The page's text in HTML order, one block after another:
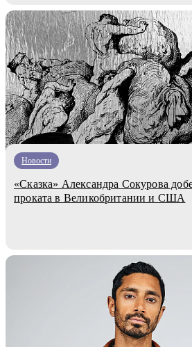
Новости
«Сказка» Александра Сокурова
проката в Великобритании и США